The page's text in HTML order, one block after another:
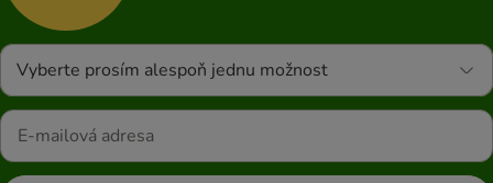
Vyberte prosím alespoň jednu možnost